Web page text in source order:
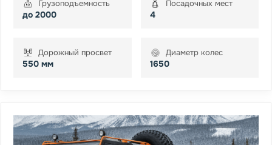
Грузоподъемность
до 2000
Посадочных мест
4
Дорожный просвет
550 мм
Диаметр колес
1650